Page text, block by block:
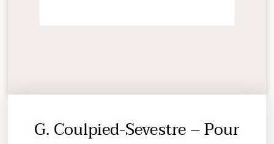
G. Coulpied-Sevestre – Pour